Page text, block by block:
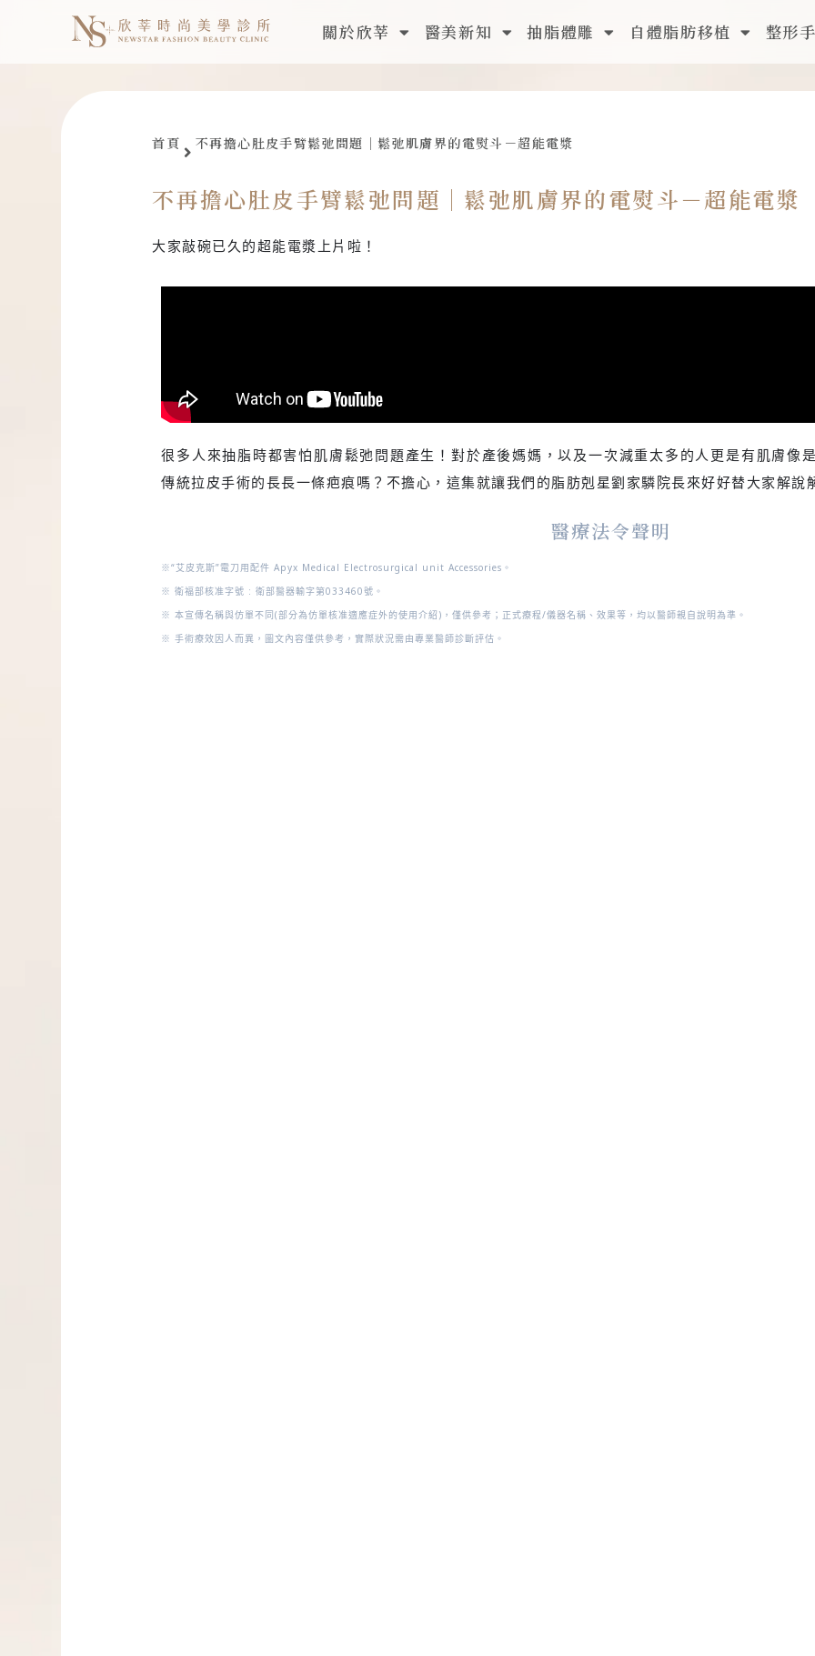
關於欣莘 醫美新知 抽脂體雕 自體脂肪移植 整形
首頁 不再擔心肚皮手臂鬆弛問題｜鬆弛肌膚界的電熨斗－超能電漿
不再擔心肚皮手臂鬆弛問題｜鬆弛肌膚界的電熨斗－超能電漿
大家敲碗已久的超能電漿上片啦！
很多人來抽脂時都害怕肌膚鬆弛問題產生！對於產後媽媽，以及一次減重太多的人更是有肌膚像
傳統拉皮手術的長長一條疤痕嗎？不擔心，這集就讓我們的脂肪剋星劉家驎院長來好好替大家解說
醫療法令聲明
※“艾皮克斯”電刀用配件 Apyx Medical Electrosurgical unit Accessories 。
※ 衛福部核准字號 :衛部醫器輸字第033460號 。
※ 本宣傳名稱與仿單不同(部分為仿單核准適應症外的使用介紹)，僅供參考；正式療程/儀器名稱、效果等，均以醫師親自說明為準。
※ 手術療效因人而異，圖文內容僅供參考，實際狀況需由專業醫師診斷評估。